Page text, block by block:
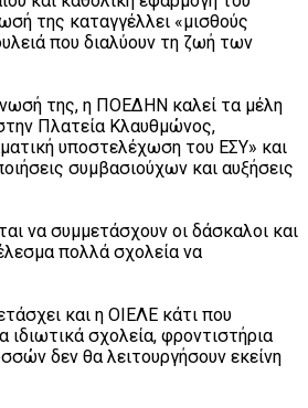
της καταγγέλλει «μισθούς
που διαλύουν τη ζωή των
της, η ΠΟΕΔΗΝ καλεί τα μέλη
Πλατεία Κλαυθμώνος,
υποστελέχωση του ΕΣΥ» και
συμβασιούχων και αυξήσεις
να συμμετάσχουν οι δάσκαλοι και
πολλά σχολεία να
και η ΟΙΕΛΕ κάτι που
ιδιωτικά σχολεία, φροντιστήρια
δεν θα λειτουργήσουν εκείνη